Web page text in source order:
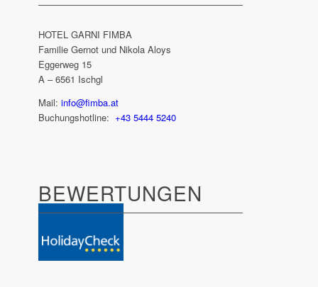
HOTEL GARNI FIMBA
Familie Gernot und Nikola Aloys
Eggerweg 15
A – 6561 Ischgl
Mail: info@fimba.at
Buchungshotline: +43 5444 5240
BEWER­TUNGEN